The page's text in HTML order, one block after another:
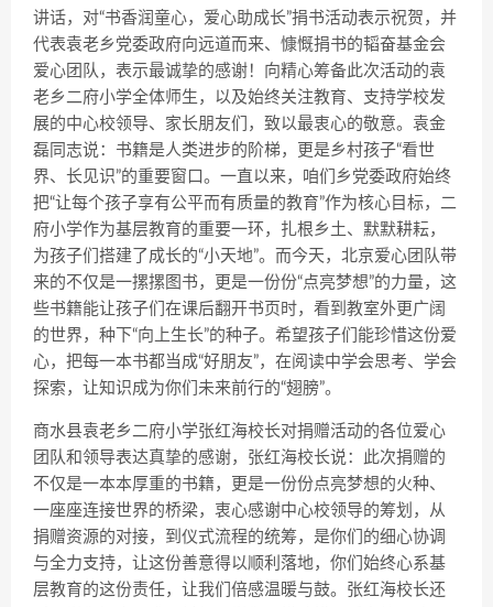
讲话，对“书香润童心，爱心助成长”捐书活动表示祝贺，并
代表袁老乡党委政府向远道而来、慷慨捐书的韬奋基金会
爱心团队，表示最诚挚的感谢！向精心筹备此次活动的袁
老乡二府小学全体师生，以及始终关注教育、支持学校发
展的中心校领导、家长朋友们，致以最衷心的敬意。袁金
磊同志说：书籍是人类进步的阶梯，更是乡村孩子“看世
界、长见识”的重要窗口。一直以来，咱们乡党委政府始终
把“让每个孩子享有公平而有质量的教育”作为核心目标，二
府小学作为基层教育的重要一环，扎根乡土、默默耕耘，
为孩子们搭建了成长的“小天地”。而今天，北京爱心团队带
来的不仅是一摞摞图书，更是一份份“点亮梦想”的力量，这
些书籍能让孩子们在课后翻开书页时，看到教室外更广阔
的世界，种下“向上生长”的种子。希望孩子们能珍惜这份爱
心，把每一本书都当成“好朋友”，在阅读中学会思考、学会
探索，让知识成为你们未来前行的“翅膀”。
商水县袁老乡二府小学张红海校长对捐赠活动的各位爱心
团队和领导表达真挚的感谢，张红海校长说：此次捐赠的
不仅是一本本厚重的书籍，更是一份份点亮梦想的火种、
一座座连接世界的桥梁，衷心感谢中心校领导的筹划，从
捐赠资源的对接，到仪式流程的统筹，是你们的细心协调
与全力支持，让这份善意得以顺利落地，你们始终心系基
层教育的这份责任，让我们倍感温暖与鼓。张红海校长还